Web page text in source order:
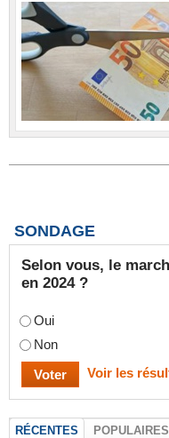
SONDAGE
Selon vous, le
en 2024 ?
Oui
Non
Voir les
RÉCENTES POPULAIRES